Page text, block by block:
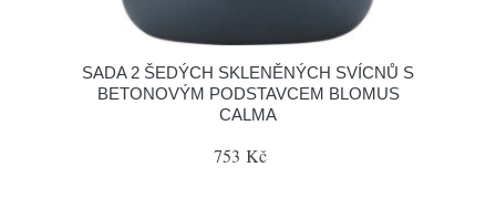
SADA 2 ŠEDÝCH SKLENĚNÝCH SVÍCNŮ S
BETONOVÝM PODSTAVCEM BLOMUS
CALMA
753 Kč